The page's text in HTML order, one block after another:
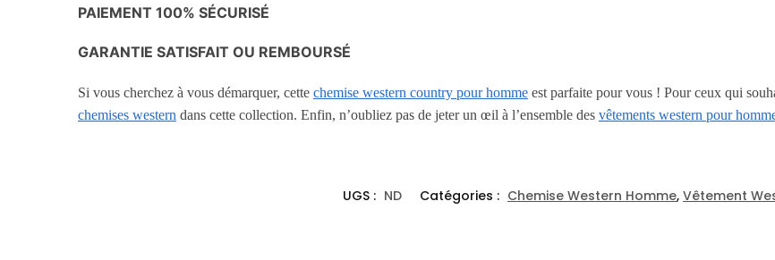
PAIEMENT 100% SÉCURISÉ
GARANTIE SATISFAIT OU REMBOURSÉ
Si vous cherchez à vous démarquer, cettechemise western country pour homme est parfaite pour vous ! Pour ceux qui
chemises western dans cette collection. Enfin, n’oubliez pas de jeter un œil à l’ensemble desvêtements western pour
UGS : ND Catégories : Chemise Western Homme, Vêtement